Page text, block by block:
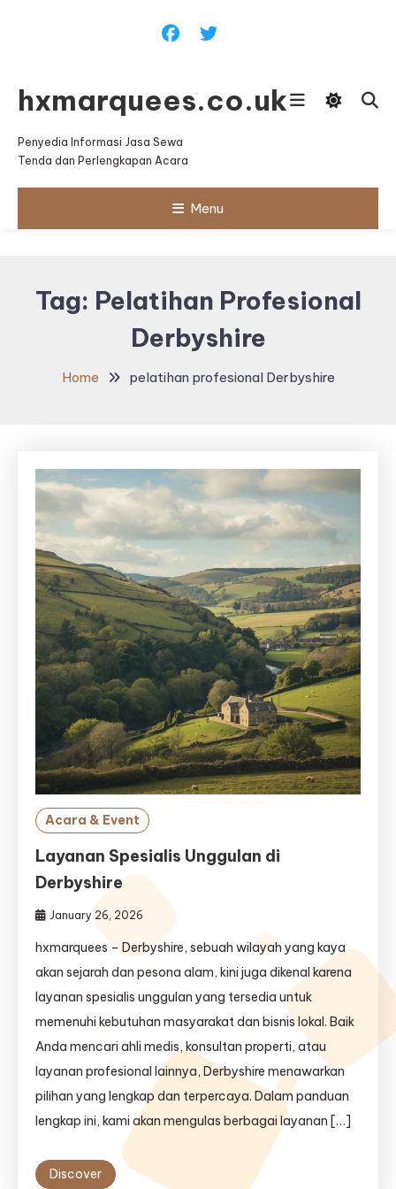
hxmarquees.co.uk
Penyedia Informasi Jasa Sewa
Tenda dan Perlengkapan Acara
Menu
Tag: Pelatihan Profesional
Derbyshire
Home pelatihan profesional Derbyshire
Acara & Event
Layanan Spesialis Unggulan di
Derbyshire
January 26, 2026
hxmarquees – Derbyshire, sebuah wilayah yang kaya
akan sejarah dan pesona alam, kini juga dikenal karena
layanan spesialis unggulan yang tersedia untuk
memenuhi kebutuhan masyarakat dan bisnis lokal. Baik
Anda mencari ahli medis, konsultan properti, atau
layanan profesional lainnya, Derbyshire menawarkan
pilihan yang lengkap dan terpercaya. Dalam panduan
lengkap ini, kami akan mengulas berbagai layanan […]
Discover